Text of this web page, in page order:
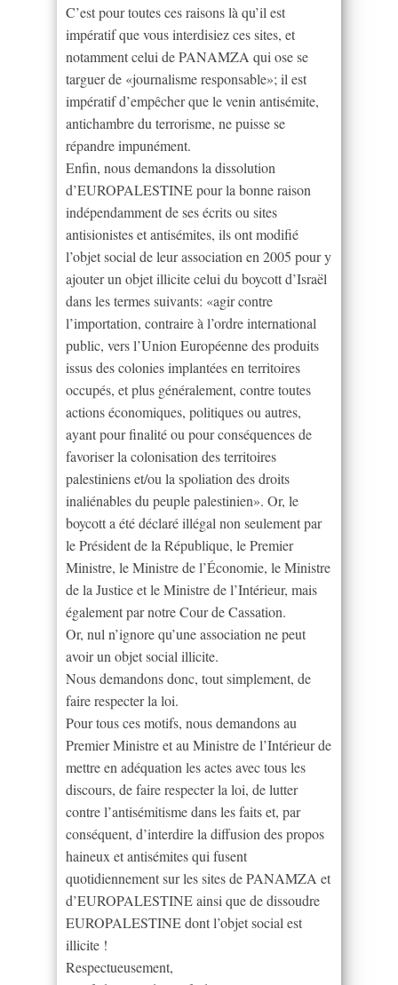
C’est pour toutes ces raisons là qu’il est
impératif que vous interdisiez ces sites, et
notamment celui de PANAMZA qui ose se
targuer de «journalisme responsable»; il est
impératif d’empêcher que le venin antisémite,
antichambre du terrorisme, ne puisse se
répandre impunément.
Enfin, nous demandons la dissolution
d’EUROPALESTINE pour la bonne raison
indépendamment de ses écrits ou sites
antisionistes et antisémites, ils ont modifié
l’objet social de leur association en 2005 pour y
ajouter un objet illicite celui du boycott d’Israël
dans les termes suivants: «agir contre
l’importation, contraire à l’ordre international
public, vers l’Union Européenne des produits
issus des colonies implantées en territoires
occupés, et plus généralement, contre toutes
actions économiques, politiques ou autres,
ayant pour finalité ou pour conséquences de
favoriser la colonisation des territoires
palestiniens et/ou la spoliation des droits
inaliénables du peuple palestinien». Or, le
boycott a été déclaré illégal non seulement par
le Président de la République, le Premier
Ministre, le Ministre de l’Économie, le Ministre
de la Justice et le Ministre de l’Intérieur, mais
également par notre Cour de Cassation.
Or, nul n’ignore qu’une association ne peut
avoir un objet social illicite.
Nous demandons donc, tout simplement, de
faire respecter la loi.
Pour tous ces motifs, nous demandons au
Premier Ministre et au Ministre de l’Intérieur de
mettre en adéquation les actes avec tous les
discours, de faire respecter la loi, de lutter
contre l’antisémitisme dans les faits et, par
conséquent, d’interdire la diffusion des propos
haineux et antisémites qui fusent
quotidiennement sur les sites de PANAMZA et
d’EUROPALESTINE ainsi que de dissoudre
EUROPALESTINE dont l’objet social est
illicite !
Respectueusement,